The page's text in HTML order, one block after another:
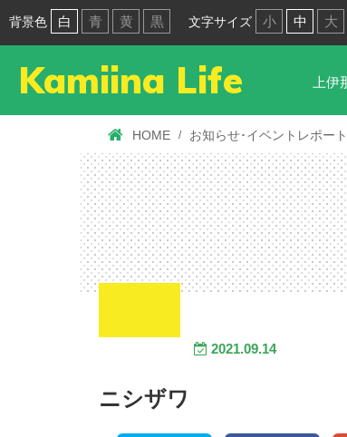
背景色 白 青 黄 黒 文字サイズ 小 中 大
Kamiina Life 上伊
HOME お知らせ･イベントレポート
2021.09.14
ニシザワ